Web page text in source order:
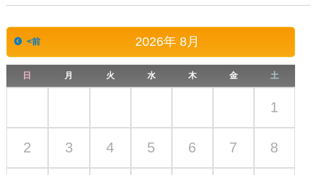
<前 2026年 8月
日 月 火 水 木 金 土
1
2 3 4 5 6 7 8